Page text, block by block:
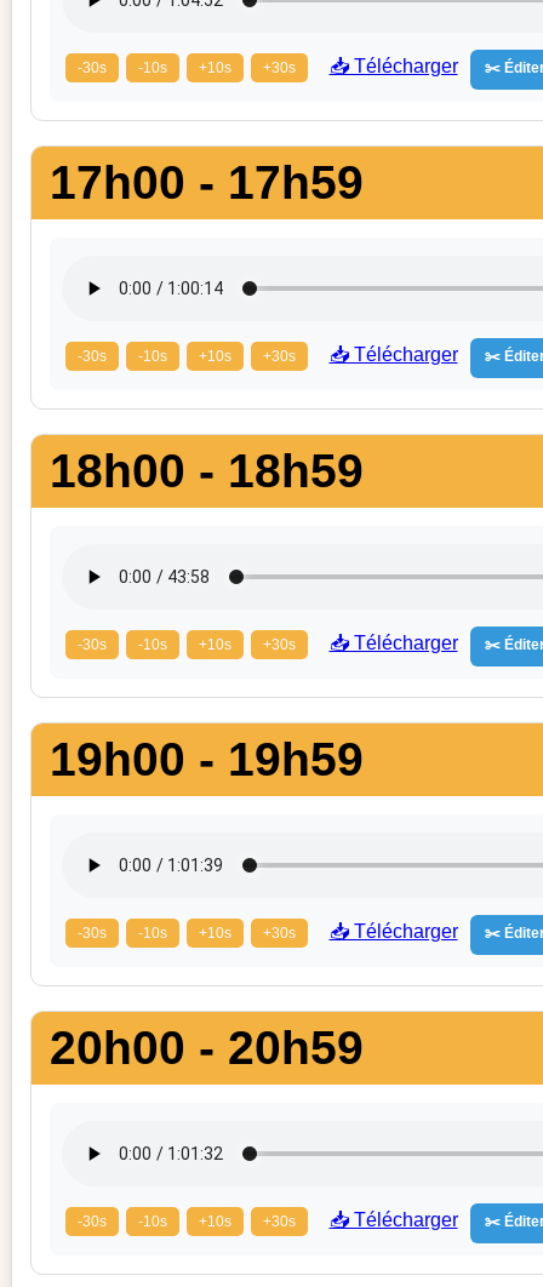
-30s -10s +10s +30s 📥 Télécharger ✂️
17h00 - 17h59
-30s -10s +10s +30s 📥 Télécharger ✂️
18h00 - 18h59
-30s -10s +10s +30s 📥 Télécharger ✂️
19h00 - 19h59
-30s -10s +10s +30s 📥 Télécharger ✂️
20h00 - 20h59
-30s -10s +10s +30s 📥 Télécharger ✂️